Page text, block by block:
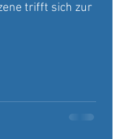
trifft sich zur